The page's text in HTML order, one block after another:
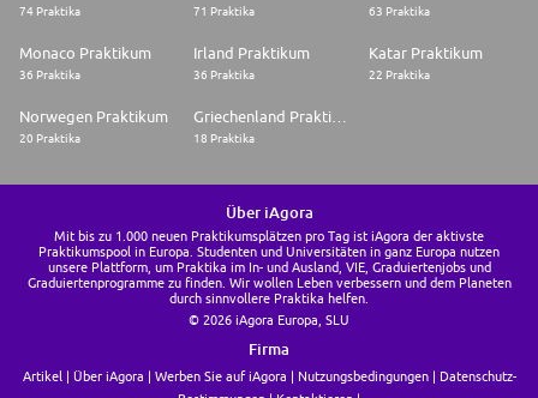
74 Praktika 71 Praktika 63 Praktika
Monaco Praktikum
36 Praktika
Irland Praktikum
36 Praktika
Katar Praktikum
22 Praktika
Norwegen Praktikum
20 Praktika 18 Praktika
Über iAgora
Mit bis zu 1.000 neuen Praktikumsplätzen pro Tag ist iAgora der aktivste
Praktikumspool in Europa. Studenten und Universitäten in ganz Europa nutzen
unsere Plattform, um Praktika im In- und Ausland, VIE, Graduiertenjobs und
Graduiertenprogramme zu finden. Wir wollen Leben verbessern und dem Planeten
durch sinnvollere Praktika helfen.
© 2026 iAgora Europa, SLU
Firma
Artikel Über iAgora Werben Sie auf iAgora Nutzungsbedingungen
Datenschutz-